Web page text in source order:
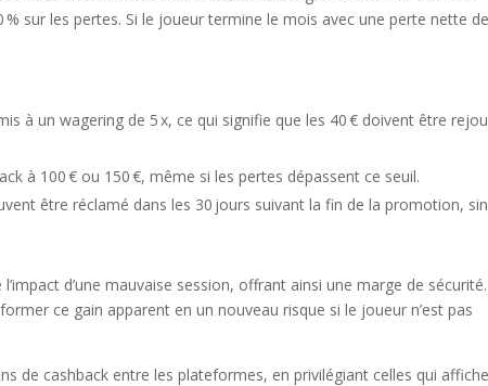
sur les pertes. Si le joueur termine le mois avec une perte nette de
à un wagering de 5 x, ce qui signifie que les 40 € doivent être
à 100 € ou 150 €, même si les pertes dépassent ce seuil.
être réclamé dans les 30 jours suivant la fin de la promotion,
d’une mauvaise session, offrant ainsi une marge de sécurité.
ce gain apparent en un nouveau risque si le joueur n’est pas
de cashback entre les plateformes, en privilégiant celles qui